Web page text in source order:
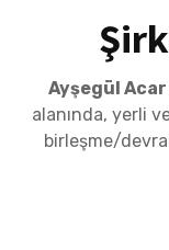
Ayşegül
alanında, yerli
birleşme/